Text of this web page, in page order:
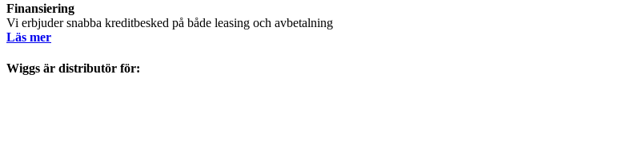
Finansiering
Vi erbjuder snabba kreditbesked på både leasing och avbetalning
Läs mer
Wiggs är distributör för: